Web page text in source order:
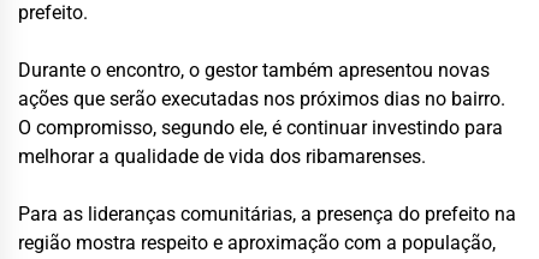
prefeito.
Durante o encontro, o gestor também apresentou novas
ações que serão executadas nos próximos dias no bairro.
O compromisso, segundo ele, é continuar investindo para
melhorar a qualidade de vida dos ribamarenses.
Para as lideranças comunitárias, a presença do prefeito na
região mostra respeito e aproximação com a população,